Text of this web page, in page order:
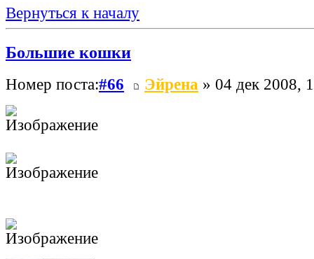
Вернуться к началу
Большие кошки
Номер поста:#66 Эйрена » 04 дек 2008,